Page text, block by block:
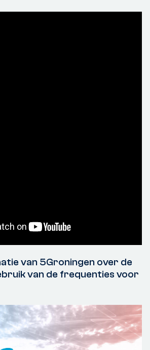
van 5Groningen over de
van de frequenties voor